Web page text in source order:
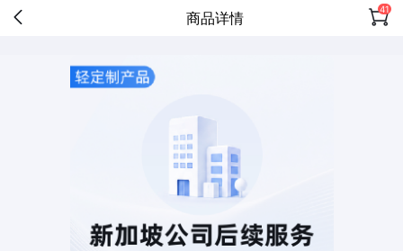
商品详情 41